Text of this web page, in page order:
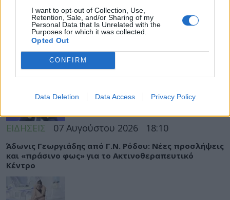
I want to opt-out of Collection, Use,
Retention, Sale, and/or Sharing of my
Personal Data that Is Unrelated with the
Purposes for which it was collected.
Opted Out
CONFIRM
Data Deletion Data Access Privacy Policy
ΔΙΑΤΡΟΦΗ 07 Αυγούστου 2026
Κεχρί: Πώς μια ενισχυμένη ποικιλία μπορεί να
«γεμίσει» σίδηρο τα παιδιά, χωρίς παρενέργειες
ΕΙΔΗΣΕΙΣ 07 Αυγούστου 2026 18:10
Άδωνις Γεωργιάδης από Γ.Ν. Ρόδου: Νέες προσλήψεις
και «πράσινο φως» για το Ακτινοθεραπευτικό
Κέντρο